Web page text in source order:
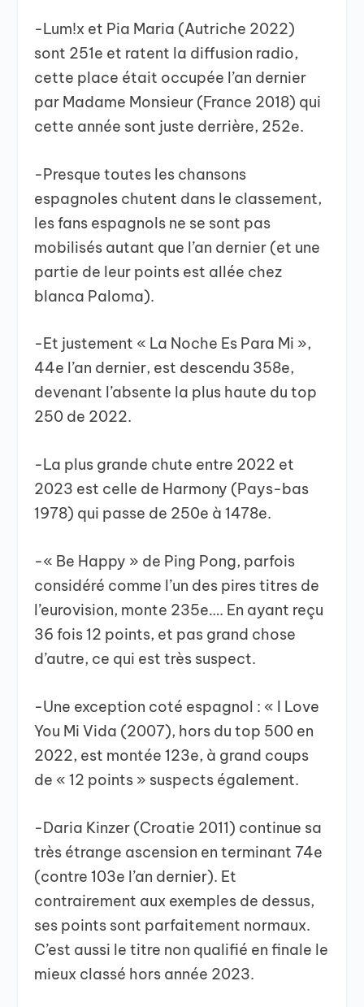
-Lum!x et Pia Maria (Autriche 2022)
sont 251e et ratent la diffusion radio,
cette place était occupée l’an dernier
par Madame Monsieur (France 2018) qui
cette année sont juste derrière, 252e.
-Presque toutes les chansons
espagnoles chutent dans le classement,
les fans espagnols ne se sont pas
mobilisés autant que l’an dernier (et une
partie de leur points est allée chez
blanca Paloma).
-Et justement « La Noche Es Para Mi »,
44e l’an dernier, est descendu 358e,
devenant l’absente la plus haute du top
250 de 2022.
-La plus grande chute entre 2022 et
2023 est celle de Harmony (Pays-bas
1978) qui passe de 250e à 1478e.
-« Be Happy » de Ping Pong, parfois
considéré comme l’un des pires titres de
l’eurovision, monte 235e…. En ayant reçu
36 fois 12 points, et pas grand chose
d’autre, ce qui est très suspect.
-Une exception coté espagnol : « I Love
You Mi Vida (2007), hors du top 500 en
2022, est montée 123e, à grand coups
de « 12 points » suspects également.
-Daria Kinzer (Croatie 2011) continue sa
très étrange ascension en terminant 74e
(contre 103e l’an dernier). Et
contrairement aux exemples de dessus,
ses points sont parfaitement normaux.
C’est aussi le titre non qualifié en finale le
mieux classé hors année 2023.